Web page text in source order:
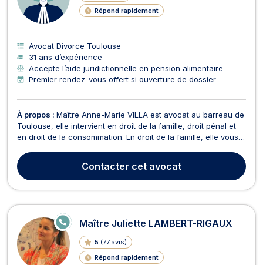
Répond rapidement
Avocat Divorce Toulouse
31 ans d’expérience
Accepte l’aide juridictionnelle en pension alimentaire
Premier rendez-vous offert si ouverture de dossier
À propos : Maître Anne-Marie VILLA est avocat au barreau de
Toulouse, elle intervient en droit de la famille, droit pénal et
en droit de la consommation. En droit de la famille, elle vous
qu'un divorce, une contestation de paternité, une recherche
de filiation, une annulation d...
Contacter cet avocat
Maître Juliette LAMBERT-RIGAUX
5 (77 avis)
Répond rapidement
E
N
LI
G
N
E